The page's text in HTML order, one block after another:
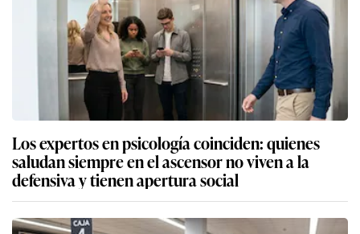
Los expertos en psicología coinciden: quienes
saludan siempre en el ascensor no viven a la
defensiva y tienen apertura social